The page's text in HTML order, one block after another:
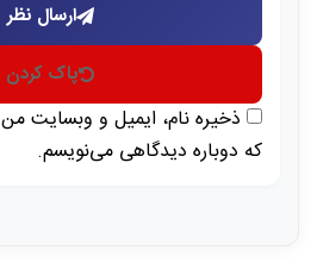
ارسال نظر
پاک کردن
ذخیره نام، ایمیل و وبسایت من
که دوباره دیدگاهی می‌نویسم.